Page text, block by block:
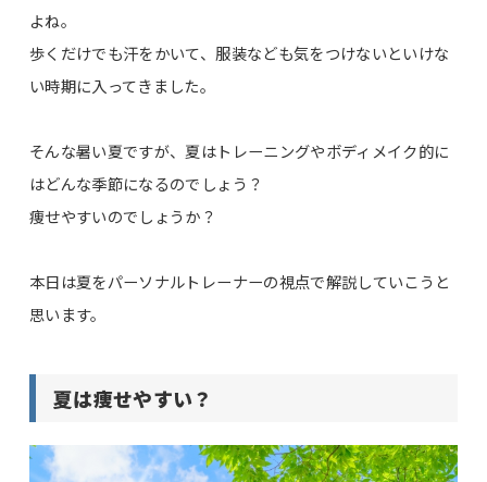
よね。
歩くだけでも汗をかいて、服装なども気をつけないといけな
い時期に入ってきました。
そんな暑い夏ですが、夏はトレーニングやボディメイク的に
はどんな季節になるのでしょう？
痩せやすいのでしょうか？
本日は夏をパーソナルトレーナーの視点で解説していこうと
思います。
夏は痩せやすい？